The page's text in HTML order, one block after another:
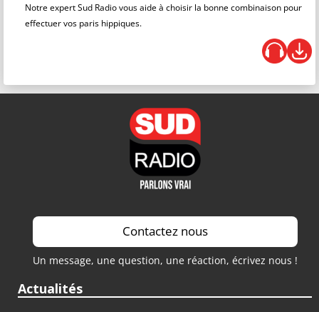
Notre expert Sud Radio vous aide à choisir la bonne combinaison pour
effectuer vos paris hippiques.
Contactez nous
Un message, une question, une réaction, écrivez nous !
Actualités